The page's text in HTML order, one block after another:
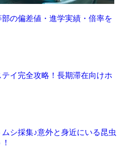
の偏差値・進学実績・倍率を
テイ完全攻略！長期滞在向けホ
シ採集♪意外と身近にいる昆虫